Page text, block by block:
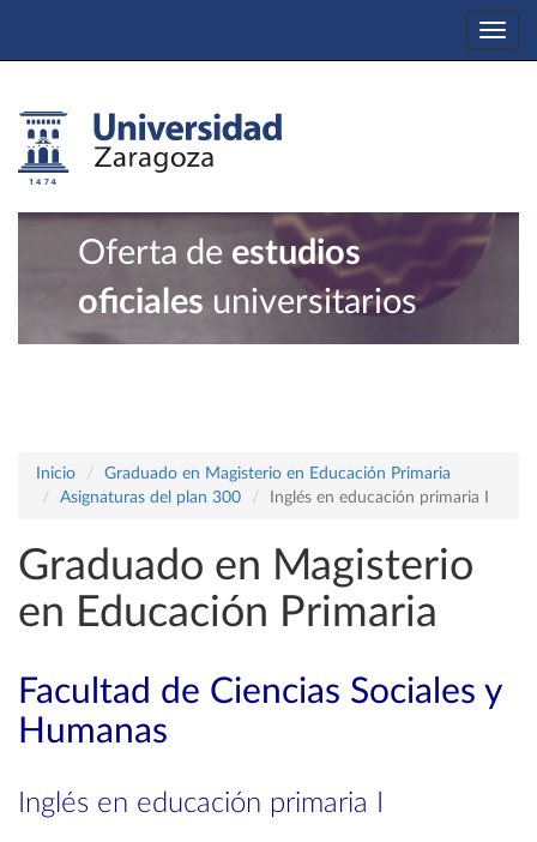
Oferta de estudios
oficiales universitarios
Inicio
Graduado en Magisterio en Educación Primaria
Asignaturas del plan 300
Inglés en educación primaria I
Graduado en Magisterio
en Educación Primaria
Facultad de Ciencias Sociales y
Humanas
Inglés en educación primaria I